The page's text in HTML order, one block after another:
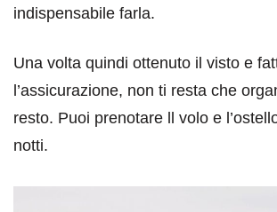
indispensabile farla.
Una volta quindi ottenuto il visto e
l’assicurazione, non ti resta che
resto. Puoi prenotare ll volo e
notti.